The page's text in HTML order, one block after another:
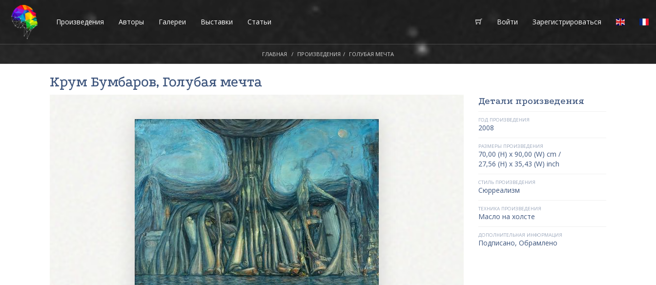
Произведения Авторы Галереи Выставки Статьи Войти Зарегистрироваться
ГЛАВНАЯ ПРОИЗВЕДЕНИЯ ГОЛУБАЯ МЕЧТА
Крум Бумбаров, Голубая мечта
Детали произведения
ГОД ПРОИЗВЕДЕНИЯ
2008
РАЗМЕРЫ ПРОИЗВЕДЕНИЯ
70,00 (H) x 90,00 (W) cm /
27,56 (H) x 35,43 (W) inch
СТИЛЬ ПРОИЗВЕДЕНИЯ
Сюрреализм
ТЕХНИКА ПРОИЗВЕДЕНИЯ
Масло на холсте
ДОПОЛНИТЕЛЬНАЯ ИНФОРМАЦИЯ
Подписано, Обрамлено